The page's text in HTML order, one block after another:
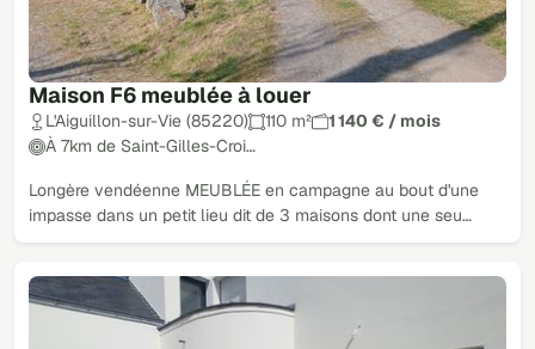
Maison F6 meublée à louer
L'Aiguillon-sur-Vie (85220) 110 m²
1 140 € / mois
À 7km de Saint-Gilles-Croi…
Longère vendéenne MEUBLÉE en campagne au bout d'une
impasse dans un petit lieu dit de 3 maisons dont une seu…